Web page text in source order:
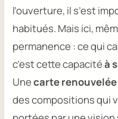
l’ouverture, il s’est
habitués. Mais ici,
permanence : ce qui
c’est cette capacitéà
Unecarte
des compositions qui